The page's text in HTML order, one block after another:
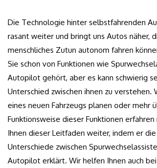
Die Technologie hinter selbstfahrenden
rasant weiter und bringt uns Autos näher,
menschliches Zutun autonom fahren
Sie schon von Funktionen wie
Autopilot gehört, aber es kann schwierig
Unterschied zwischen ihnen zu verstehen.
eines neuen Fahrzeugs planen oder mehr
Funktionsweise dieser Funktionen
Ihnen dieser Leitfaden weiter, indem er
Unterschiede zwischen
Autopilot erklärt. Wir helfen Ihnen auch